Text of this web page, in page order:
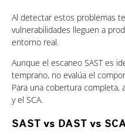
Al detectar estos problemas
vulnerabilidades lleguen a
entorno real.
Aunque el escaneo SAST es
temprano, no evalúa el
Para una cobertura completa,
y el SCA.
SAST vs DAST vs